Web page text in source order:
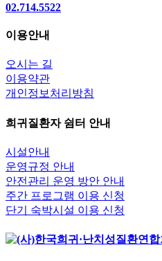
02.714.5522
이용안내
오시는 길
이용약관
개인정보처리방침
희귀질환자 쉼터 안내
시설안내
운영규정 안내
안전관리 운영 방안 안내
주간 프로그램 이용 신청
단기 숙박시설 이용 신청